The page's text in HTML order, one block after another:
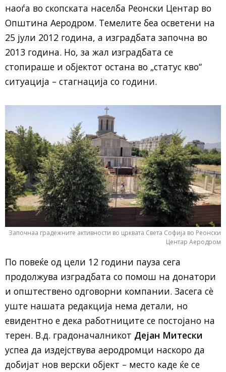
наоѓа во скопската населба Реонски Центар во
Општина Аеродром. Темелите беа осветени на
25 јули 2012 година, а изградбата започна во
2013 година. Но, за жал изградбата се
стопираше и објектот остана во „статус кво“
ситуација – стагнација со години.
Започнаа градежните активности во црквата Света Софија во Реонски
Центар Аеродром
По повеќе од цели 12 години пауза сега
продолжува изградбата со помош на донатори
и општествено одговорни компании. Засега сѐ
уште нашата редакција нема детали, но
евидентно е дека работниците се постојано на
терен. В.д. градоначалникот Дејан Митески
успеа да издејствува аеродромци наскоро да
добијат нов верски објект – место каде ќе се